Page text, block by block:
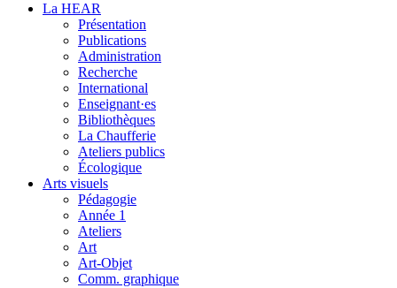
La HEAR
Présentation
Publications
Administration
Recherche
International
Enseignant·es
Bibliothèques
La Chaufferie
Ateliers publics
Écologique
Arts visuels
Pédagogie
Année 1
Ateliers
Art
Art-Objet
Comm. graphique